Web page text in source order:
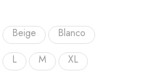
Beige
Blanco
L
M XL